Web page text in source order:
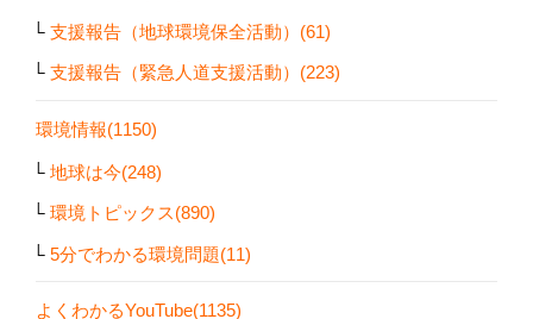
支援報告（地球環境保全活動）(61)
支援報告（緊急人道支援活動）(223)
環境情報(1150)
地球は今(248)
環境トピックス(890)
5分でわかる環境問題(11)
よくわかるYouTube(1135)